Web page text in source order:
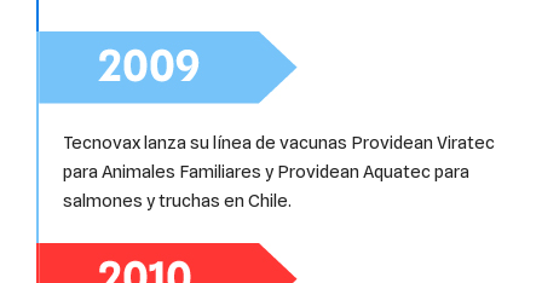
Tecnovax lanza su línea de vacunas Providean Viratec
para Animales Familiares y Providean Aquatec para
salmones y truchas en Chile.